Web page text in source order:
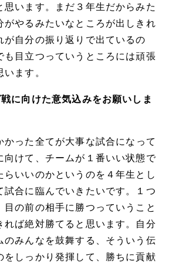
思います。まだ３年生だからみた
がやるみたいなところが出しきれ
が自分の振り返りで出ているの
も目立つっていうところには頑張
ます。
に向けた意気込みをお願いしま
った全てが大事な試合になって
向けて、チームが１番いい状態で
らいいのかというのを４年生とし
試合に臨んでいきたいです。１つ
目の前の相手に勝つっていうこと
れば絶対勝てると思います。自分
のみんなを鼓舞する、そういう伝
をしっかり発揮して、勝ちに貢献